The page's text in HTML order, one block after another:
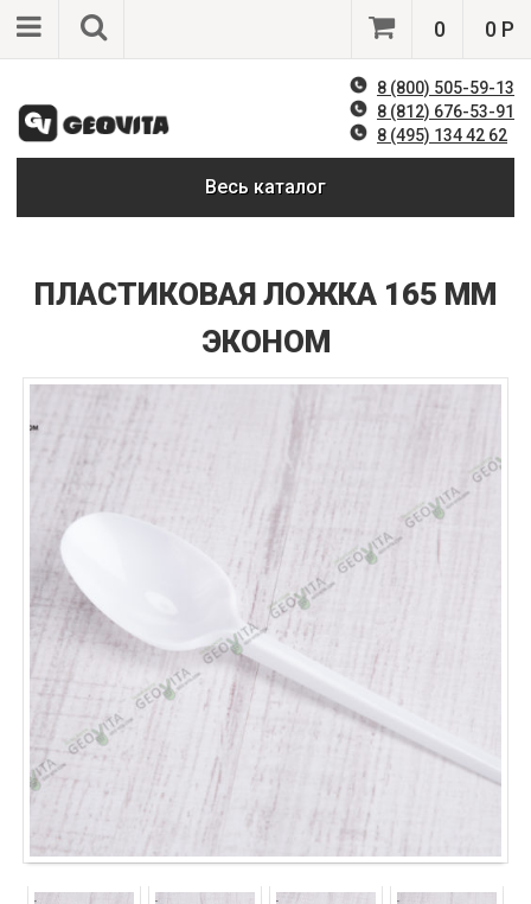
0 0 Р
8 (800) 505-59-13
8 (812) 676-53-91
8 (495) 134 42 62
Весь каталог
ПЛАСТИКОВАЯ ЛОЖКА 165 ММ
ЭКОНОМ